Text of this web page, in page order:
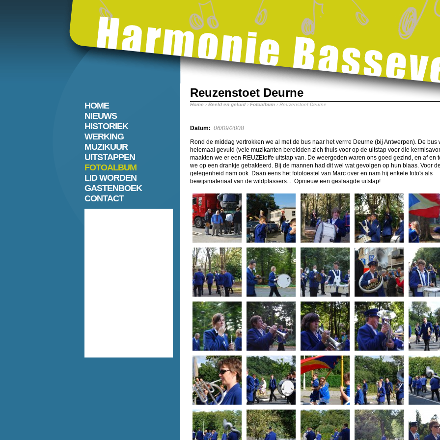
HOME
NIEUWS
HISTORIEK
WERKING
MUZIKUUR
UITSTAPPEN
FOTOALBUM
LID WORDEN
GASTENBOEK
CONTACT
Reuzenstoet Deurne
Home › Beeld en geluid › Fotoalbum › Reuzenstoet Deurne
Datum: 06/09/2008
Rond de middag vertrokken we al met de bus naar het verrre Deurne (bij Antwerpen). De bus
helemaal gevuld (vele muzikanten bereidden zich thuis voor op de uitstap voor die
maakten we er een REUZEtoffe uitstap van. De weergoden waren ons goed gezind, en af en
we op een drankje getrakteerd. Bij de mannen had dit wel wat gevolgen op hun blaas. Voor
gelegenheid nam ook Daan eens het fototoestel van Marc over en nam hij enkele foto's als
bewijsmateriaal van de wildplassers... Opnieuw een geslaagde uitstap!